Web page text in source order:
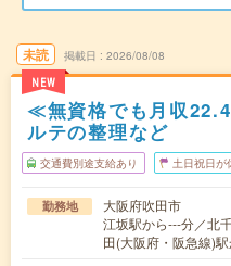
未読
NEW
掲載日 2026/08/08
≪無資格でも月収
ルテの整理など
交通費別途支給あり 土日祝日が
勤務地
大阪府吹田市
江坂駅から---分／北
田(大阪府・阪急線)